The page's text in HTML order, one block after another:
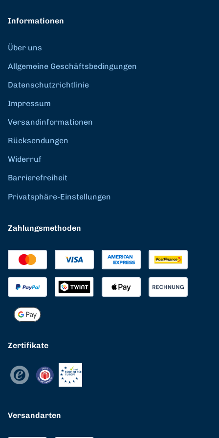
Informationen
Über uns
Allgemeine Geschäftsbedingungen
Datenschutzrichtlinie
Impressum
Versandinformationen
Rücksendungen
Widerruf
Barrierefreiheit
Privatsphäre-Einstellungen
Zahlungsmethoden
Zertifikate
Versandarten